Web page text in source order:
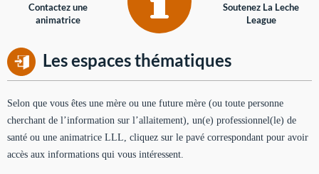
Contactez une
animatrice
Soutenez La Leche
League
Les espaces thématiques
Selon que vous êtes une mère ou une future mère (ou toute personne
cherchant de l’information sur l’allaitement), un(e) professionnel(le) de
santé ou une animatrice LLL, cliquez sur le pavé correspondant pour avoir
accès aux informations qui vous intéressent.